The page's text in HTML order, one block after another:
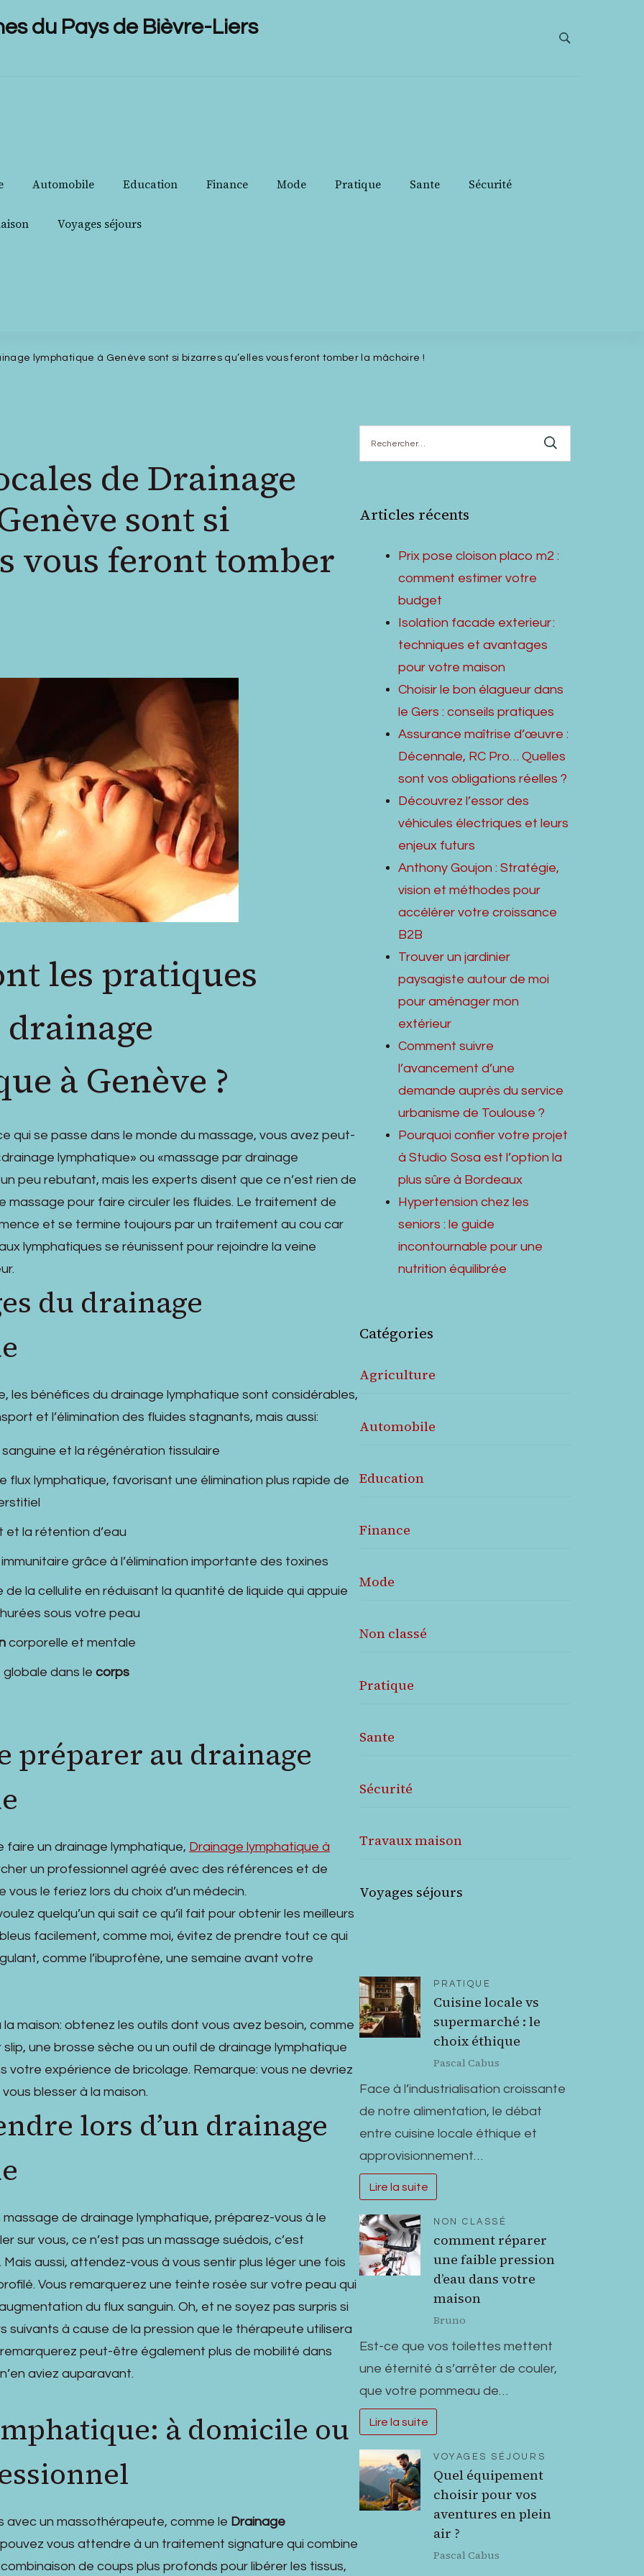
du Pays de Bièvre-Liers
Automobile Education Finance Mode Pratique Sante Sécurité
Voyages séjours
lymphatique à Genève sont si bizarres qu’elles vous feront tomber la mâchoire !
de Drainage
sont si
vous feront tomber
les pratiques
drainage
à Genève ?
qui se passe dans le monde du massage, vous avez peut-
lymphatique» ou «massage par drainage
peu rebutant, mais les experts disent que ce n’est rien de
massage pour faire circuler les fluides. Le traitement de
et se termine toujours par un traitement au cou car
lymphatiques se réunissent pour rejoindre la veine
du drainage
les bénéfices du drainage lymphatique sont considérables,
et l’élimination des fluides stagnants, mais aussi:
et la régénération tissulaire
flux lymphatique, favorisant une élimination plus rapide de
et la rétention d’eau
grâce à l’élimination importante des toxines
de la cellulite en réduisant la quantité de liquide qui appuie
sous votre peau
corporelle et mentale
dans le corps
préparer au drainage
faire un drainage lymphatique, Drainage lymphatique à
un professionnel agréé avec des références et de
vous le feriez lors du choix d’un médecin.
quelqu’un qui sait ce qu’il fait pour obtenir les meilleurs
facilement, comme moi, évitez de prendre tout ce qui
comme l’ibuprofène, une semaine avant votre
maison: obtenez les outils dont vous avez besoin, comme
une brosse sèche ou un outil de drainage lymphatique
votre expérience de bricolage. Remarque: vous ne devriez
blesser à la maison.
lors d’un drainage
massage de drainage lymphatique, préparez-vous à le
sur vous, ce n’est pas un massage suédois, c’est
aussi, attendez-vous à vous sentir plus léger une fois
Vous remarquerez une teinte rosée sur votre peau qui
du flux sanguin. Oh, et ne soyez pas surpris si
suivants à cause de la pression que le thérapeute utilisera
peut-être également plus de mobilité dans
aviez auparavant.
à domicile ou
avec un massothérapeute, comme le Drainage
vous attendre à un traitement signature qui combine
de coups plus profonds pour libérer les tissus,
Articles récents
Prix pose cloison placo m2 :
comment estimer votre
budget
Isolation facade exterieur :
techniques et avantages
pour votre maison
Choisir le bon élagueur dans
le Gers : conseils pratiques
Assurance maîtrise d’œuvre :
Décennale, RC Pro… Quelles
sont vos obligations réelles ?
Découvrez l’essor des
véhicules électriques et leurs
enjeux futurs
Anthony Goujon : Stratégie,
vision et méthodes pour
accélérer votre croissance
B2B
Trouver un jardinier
paysagiste autour de moi
pour aménager mon
extérieur
Comment suivre
l’avancement d’une
demande auprès du service
urbanisme de Toulouse ?
Pourquoi confier votre projet
à Studio Sosa est l’option la
plus sûre à Bordeaux
Hypertension chez les
seniors : le guide
incontournable pour une
nutrition équilibrée
Catégories
Agriculture
Automobile
Education
Finance
Mode
Non classé
Pratique
Sante
Sécurité
Travaux maison
Voyages séjours
PRATIQUE
Cuisine locale vs
supermarché : le
choix éthique
Pascal Cabus
Face à l’industrialisation croissante
de notre alimentation, le débat
entre cuisine locale éthique et
approvisionnement…
Lire la suite
NON CLASSÉ
comment réparer
une faible pression
d’eau dans votre
maison
Bruno
Est-ce que vos toilettes mettent
une éternité à s’arrêter de couler,
que votre pommeau de…
Lire la suite
VOYAGES SÉJOURS
Quel équipement
choisir pour vos
aventures en plein
air ?
Pascal Cabus